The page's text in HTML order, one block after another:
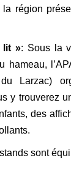
région
lit »: Sous la
hameau,
du Larzac)
y trouverez
des
sont